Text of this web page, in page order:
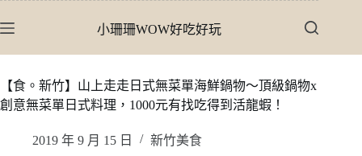
至
內
容
小珊珊WOW好吃好玩
【食。新竹】山上走走日式無菜單海鮮鍋物〜頂級鍋物x
創意無菜單日式料理，1000元有找吃得到活龍蝦！
2019 年 9 月 15 日 新竹美食